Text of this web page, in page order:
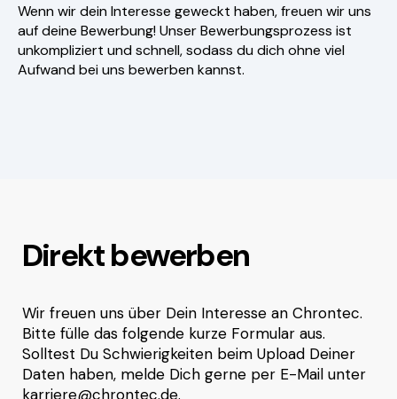
Wenn wir dein Interesse geweckt haben, freuen wir uns
auf deine Bewerbung! Unser Bewerbungsprozess ist
unkompliziert und schnell, sodass du dich ohne viel
Aufwand bei uns bewerben kannst.
Direkt bewerben
Wir freuen uns über Dein Interesse an Chrontec.
Bitte fülle das folgende kurze Formular aus.
Solltest Du Schwierigkeiten beim Upload Deiner
Daten haben, melde Dich gerne per E-Mail unter
karriere@chrontec.de.